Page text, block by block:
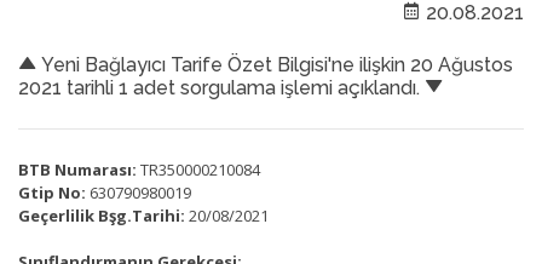
20.08.2021
Yeni Bağlayıcı Tarife Özet Bilgisi'ne ilişkin 20 Ağustos
2021 tarihli 1 adet sorgulama işlemi açıklandı.
BTB Numarası: TR350000210084
Gtip No: 630790980019
Geçerlilik Bşg.Tarihi: 20/08/2021